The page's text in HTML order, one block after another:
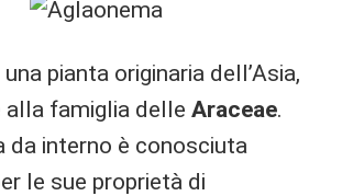
una pianta originaria dell’Asia,
alla famiglia delle Araceae.
da interno è conosciuta
le sue proprietà di